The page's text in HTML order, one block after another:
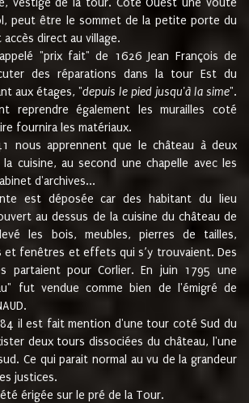
peut être le sommet de la petite porte du
direct au village.
"prix fait" de 1626 Jean François de
des réparations dans la tour Est du
aux étages, "depuis le pied jusqu'à la sime".
reprendre également les murailles coté
fournira les matériaux.
nous apprennent que le château à deux
cuisine, au second une chapelle avec les
d'archives...
est déposée car des habitant du lieu
au dessus de la cuisine du château de
les bois, meubles, pierres de tailles,
et fenêtres et effets qui s’y trouvaient. Des
partaient pour Corlier. En juin 1795 une
fut vendue comme bien de l'émigré de
il est fait mention d'une tour coté Sud du
deux tours dissociées du château, l'une
Ce qui parait normal au vu de la grandeur
justices.
érigée sur le pré de la Tour.